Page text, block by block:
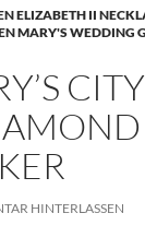
ELIZABETH II
MARY'S WEDDING
HINTERLASSEN